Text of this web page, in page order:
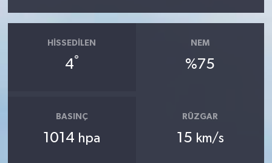
HISSEDILEN
4°
NEM
%75
BASINÇ
1014 hpa
RÜZGAR
15 km/s